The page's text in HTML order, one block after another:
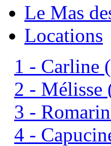
Le Mas
Locations
1 - Carline
2 - Mélisse
3 -
4 -